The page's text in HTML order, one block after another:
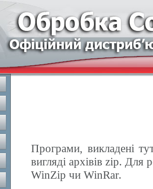
Програми, викладені
вигляді архівів zip. Для
WinZip чи WinRar.